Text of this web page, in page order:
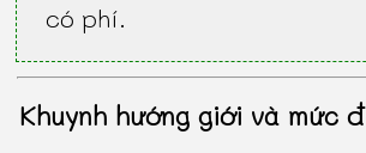
có phí.
Khuynh hướng giới và mức